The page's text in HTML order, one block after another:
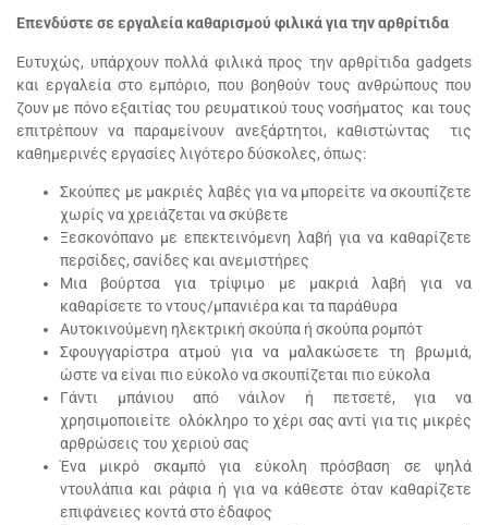
Επενδύστε σε εργαλεία καθαρισμού φιλικά για την αρθρίτιδα
Ευτυχώς, υπάρχουν πολλά φιλικά προς την αρθρίτιδα gadgets
και εργαλεία στο εμπόριο, που βοηθούν τους ανθρώπους που
ζουν με πόνο εξαιτίας του ρευματικού τους νοσήματος και τους
επιτρέπουν να παραμείνουν ανεξάρτητοι, καθιστώντας τις
καθημερινές εργασίες λιγότερο δύσκολες, όπως:
Σκούπες με μακριές λαβές για να μπορείτε να σκουπίζετε
χωρίς να χρειάζεται να σκύβετε
Ξεσκονόπανο με επεκτεινόμενη λαβή για να καθαρίζετε
περσίδες, σανίδες και ανεμιστήρες
Μια βούρτσα για τρίψιμο με μακριά λαβή για να
καθαρίσετε το ντους/μπανιέρα και τα παράθυρα
Aυτοκινούμενη ηλεκτρική σκούπα ή σκούπα ρομπότ
Σφουγγαρίστρα ατμού για να μαλακώσετε τη βρωμιά,
ώστε να είναι πιο εύκολο να σκουπίζεται πιο εύκολα
Γάντι μπάνιου από νάιλον ή πετσετέ, για να
χρησιμοποιείτε ολόκληρο το χέρι σας αντί για τις μικρές
αρθρώσεις του χεριού σας
Ένα μικρό σκαμπό για εύκολη πρόσβαση σε ψηλά
ντουλάπια και ράφια ή για να κάθεστε όταν καθαρίζετε
επιφάνειες κοντά στο έδαφος